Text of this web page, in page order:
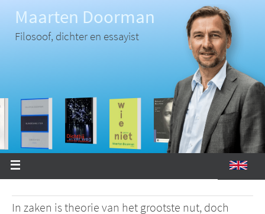
inhoud
Maarten Doorman
Filosoof, dichter en essayist
In zaken is theorie van het grootste nut, doch